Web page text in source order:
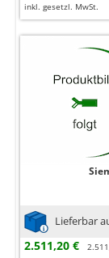
inkl. gesetzl. MwSt.
Lieferbar
2.511,20 €